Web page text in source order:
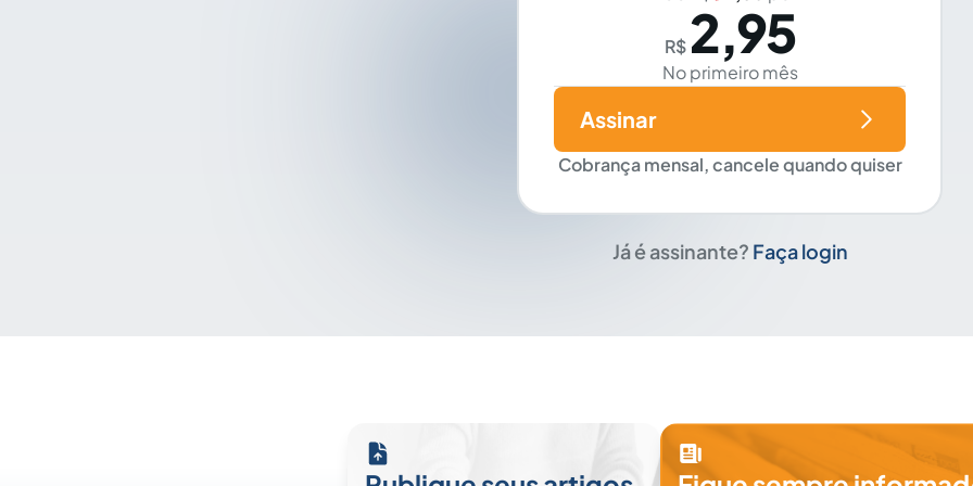
R$ 2,95
No primeiro mês
Cobrança mensal, cancele quando quiser
Assinar
Já é assinante? Faça login